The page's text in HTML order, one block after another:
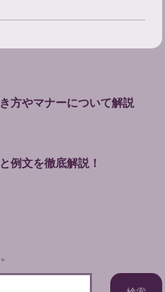
方やマナーについて解説
例文を徹底解説！